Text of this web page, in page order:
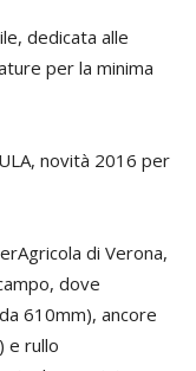
dedicata alle
per la minima
novità 2016 per
di Verona,
dove
610mm), ancore
e rullo